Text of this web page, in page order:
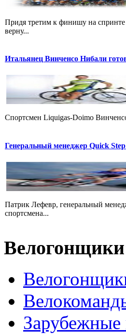
Придя третим к финишу на
верну...
Итальянец Винченсо Нибали
Cпортсмен Liquigas-Doimo
Генеральный менеджер Quick Step
Патрик Лефевр, генеральный
спортсмена...